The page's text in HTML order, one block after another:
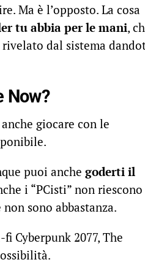
Ma è l’opposto. La cosa
tu abbia per le mani,
dal sistema
Now?
giocare con le
puoi anche goderti il
i “PCisti” non riescono
sono abbastanza.
Cyberpunk 2077, The